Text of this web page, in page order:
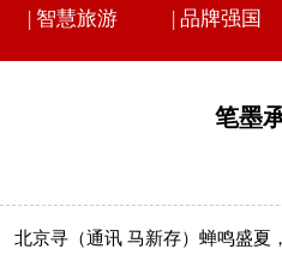
| 智慧旅游 | 品牌强国
笔墨
北京寻（通讯 马新存）蝉鸣盛夏